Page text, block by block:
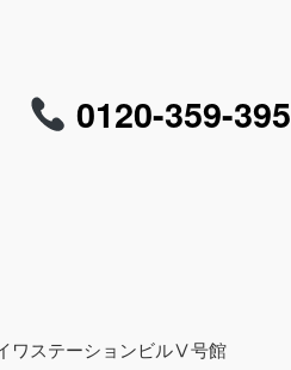
0120-359-395
ワステーションビルⅤ号館